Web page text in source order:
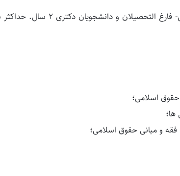
ایثارگران و خانواده آنان ۲ سال- مدرک کارشناسی ارشد ۲ سال- فارغ التحصیلان و
اسلامی؛
فقه و مبانی حقوق اسلامی؛